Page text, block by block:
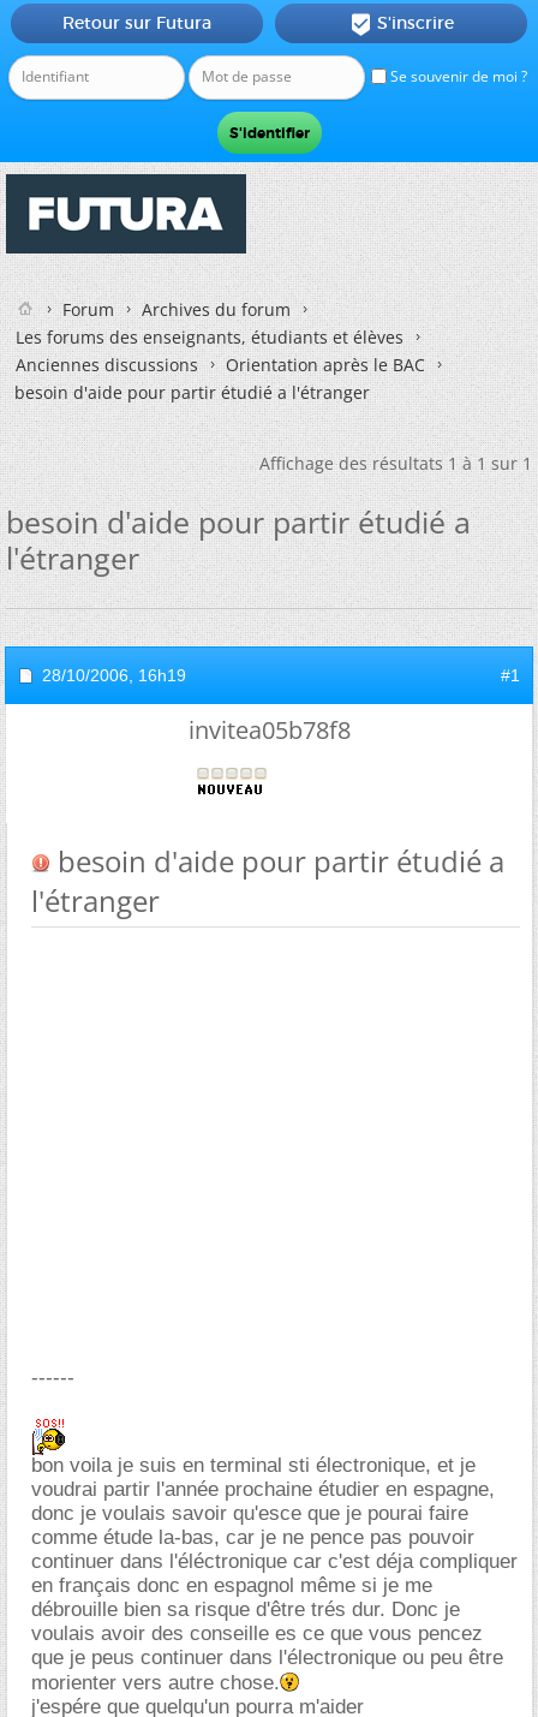
Se souvenir de moi ?
Retour sur Futura  S'inscrire
Forum
Archives du forum
Les forums des enseignants, étudiants et élèves
Anciennes discussions
Orientation après le BAC
besoin d'aide pour partir étudié a l'étranger
Affichage des résultats 1 à 1 sur 1
besoin d'aide pour partir étudié a
l'étranger
28/10/2006, 16h19 #1
invitea05b78f8
besoin d'aide pour partir étudié a
l'étranger
------
bon voila je suis en terminal sti électronique, et je
voudrai partir l'année prochaine étudier en espagne,
donc je voulais savoir qu'esce que je pourai faire
comme étude la-bas, car je ne pence pas pouvoir
continuer dans l'éléctronique car c'est déja compliquer
en français donc en espagnol même si je me
débrouille bien sa risque d'être trés dur. Donc je
voulais avoir des conseille es ce que vous pencez
que je peus continuer dans l'électronique ou peu être
morienter vers autre chose.
j'espére que quelqu'un pourra m'aider